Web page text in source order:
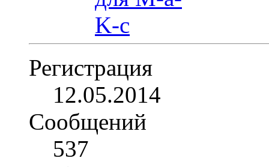
Регистрация
12.05.2014
Сообщений
537